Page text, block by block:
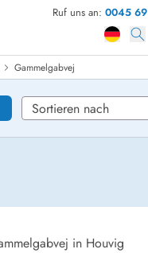
Ruf uns an: 0045
Gammelgabvej
in Houvig
Dänemark finden
Loading...